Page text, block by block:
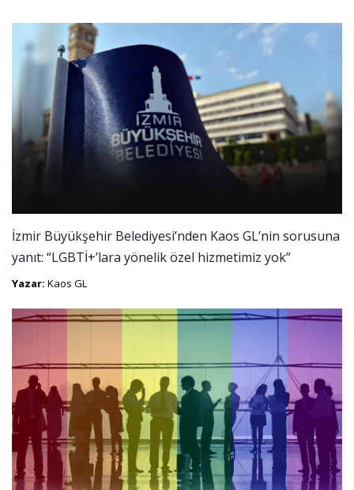
İzmir Büyükşehir Belediyesi’nden Kaos GL’nin sorusuna
yanıt: “LGBTİ+’lara yönelik özel hizmetimiz yok”
Yazar: Kaos GL